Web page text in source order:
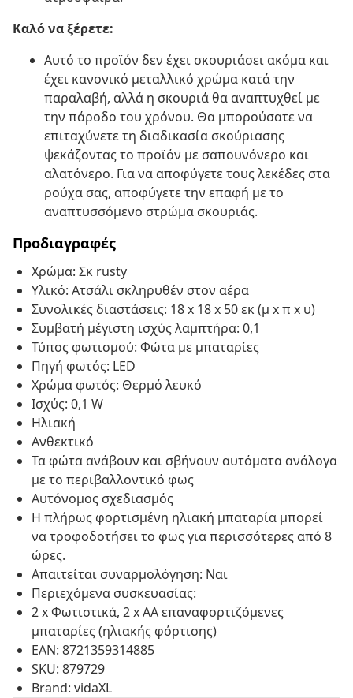
Καλό να ξέρετε:
Αυτό το προϊόν δεν έχει σκουριάσει ακόμα και
έχει κανονικό μεταλλικό χρώμα κατά την
παραλαβή, αλλά η σκουριά θα αναπτυχθεί με
την πάροδο του χρόνου. Θα μπορούσατε να
επιταχύνετε τη διαδικασία σκούριασης
ψεκάζοντας το προϊόν με σαπουνόνερο και
αλατόνερο. Για να αποφύγετε τους λεκέδες στα
ρούχα σας, αποφύγετε την επαφή με το
αναπτυσσόμενο στρώμα σκουριάς.
Προδιαγραφές
Χρώμα: Σκ rusty
Υλικό: Ατσάλι σκληρυθέν στον αέρα
Συνολικές διαστάσεις: 18 x 18 x 50 εκ (μ x π x υ)
Συμβατή μέγιστη ισχύς λαμπτήρα: 0,1
Τύπος φωτισμού: Φώτα με μπαταρίες
Πηγή φωτός: LED
Χρώμα φωτός: Θερμό λευκό
Ισχύς: 0,1 W
Ηλιακή
Ανθεκτικό
Τα φώτα ανάβουν και σβήνουν αυτόματα ανάλογα
με το περιβαλλοντικό φως
Αυτόνομος σχεδιασμός
Η πλήρως φορτισμένη ηλιακή μπαταρία μπορεί
να τροφοδοτήσει το φως για περισσότερες από 8
ώρες.
Απαιτείται συναρμολόγηση: Ναι
Περιεχόμενα συσκευασίας:
2 x Φωτιστικά, 2 x ΑΑ επαναφορτιζόμενες
μπαταρίες (ηλιακής φόρτισης)
EAN: 8721359314885
SKU: 879729
Brand: vidaXL